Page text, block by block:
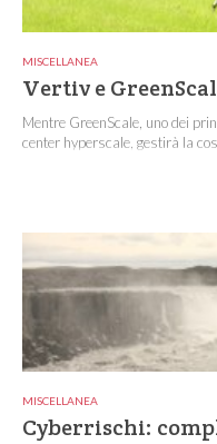
MISCELLANEA
Vertiv e
Mentre GreenScale, uno dei
center hyperscale, gestirà la
MISCELLANEA
Cyberrischi: